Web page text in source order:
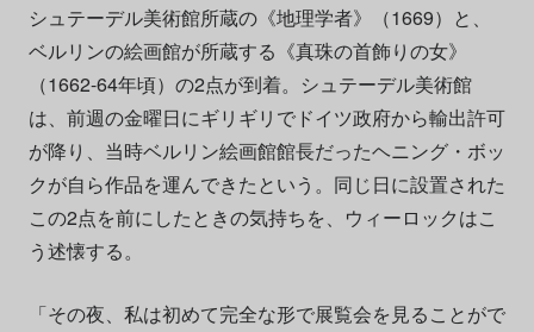
シュテーデル美術館所蔵の《地理学者》（1669）と、
ベルリンの絵画館が所蔵する《真珠の首飾りの女》
（1662-64年頃）の2点が到着。シュテーデル美術館
は、前週の金曜日にギリギリでドイツ政府から輸出許可
が降り、当時ベルリン絵画館館長だったヘニング・ボッ
クが自ら作品を運んできたという。同じ日に設置された
この2点を前にしたときの気持ちを、ウィーロックはこ
う述懐する。
「その夜、私は初めて完全な形で展覧会を見ることがで